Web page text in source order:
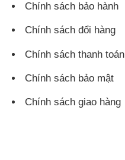
Chính sách bảo hành
Chính sách đổi hàng
Chính sách thanh toán
Chính sách bảo mật
Chính sách giao hàng